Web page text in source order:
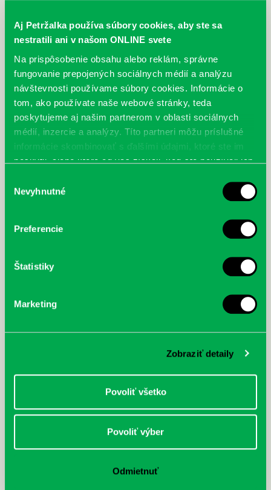
Aj Petržalka používa súbory cookies, aby ste sa
nestratili ani v našom ONLINE svete
Na prispôsobenie obsahu alebo reklám, správne
fungovanie prepojených sociálnych médií a analýzu
návštevnosti používame súbory cookies. Informácie o
tom, ako používate naše webové stránky, teda
poskytujeme aj našim partnerom v oblasti sociálnych
médií, inzercie a analýzy. Títo partneri môžu príslušné
informácie skombinovať s ďalšími údajmi, ktoré ste im
poskytli, alebo ktoré od vás získali, keď ste používali ich
súhlasu
Nevyhnutné
Preferencie
Štatistiky
Marketing
Zobraziť detaily
Povoliť všetko
Povoliť výber
Odmietnuť